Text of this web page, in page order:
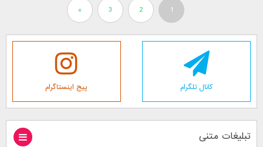
1
2
3
»
کانال تلگرام پیج اینستاگرام
تبلیغات متنی